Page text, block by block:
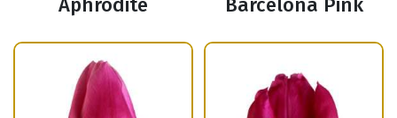
Aphrodite Barcelona Pink